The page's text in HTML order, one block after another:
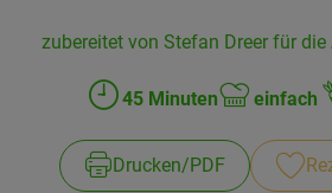
Gratis Ökokiste im Wert von 25
Kundenbrief
zubereitet von Stefan Dreer für
Zubreitungszeit:
45 Minuten einfach
Drucken​/​PDF